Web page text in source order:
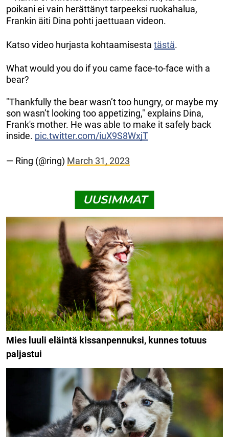
poikani ei vain herättänyt tarpeeksi ruokahalua,
Frankin äiti Dina pohti jaettuaan videon.
Katso video hurjasta kohtaamisesta tästä.
What would you do if you came face-to-face with a
bear?
"Thankfully the bear wasn’t too hungry, or maybe my
son wasn’t looking too appetizing," explains Dina,
Frank's mother. He was able to make it safely back
inside. pic.twitter.com/iuX9S8WxjT
— Ring (@ring) March 31, 2023
UUSIMMAT
Mies luuli eläintä kissanpennuksi, kunnes totuus
paljastui